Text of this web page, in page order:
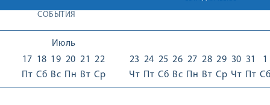
СОБЫТИЯ
Июль
17
Пт
18
Сб
19
Вс
20
Пн
21
Вт
22
Ср
23
Чт
24
Пт
25
Сб
26
Вс
27
Пн
28
Вт
29
Ср
30
Чт
31
Пт
1
Сб